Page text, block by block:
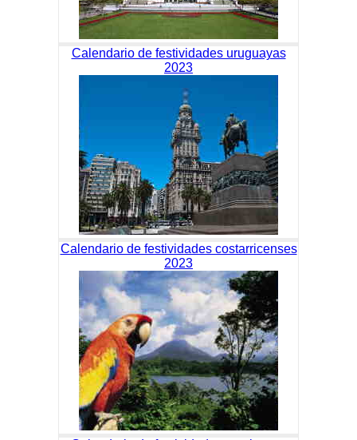
Calendario de festividades uruguayas
2023
Calendario de festividades costarricenses
2023